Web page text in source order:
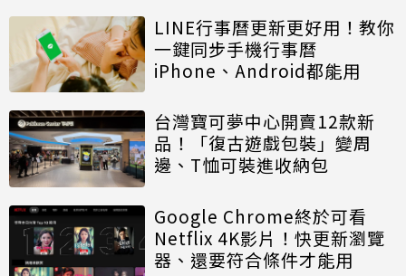
LINE行事曆更新更好用！教你
一鍵同步手機行事曆
iPhone、Android都能用
台灣寶可夢中心開賣12款新
品！「復古遊戲包裝」變周
邊、T恤可裝進收納包
Google Chrome終於可看
Netflix 4K影片！快更新瀏覽
器、還要符合條件才能用